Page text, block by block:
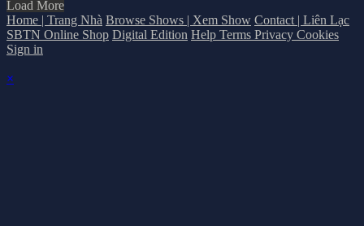
Load More
Home | Trang Nhà Browse Shows | Xem Show Contact | Liên Lạc
SBTN Online Shop Digital Edition Help Terms Privacy Cookies
Sign in
×